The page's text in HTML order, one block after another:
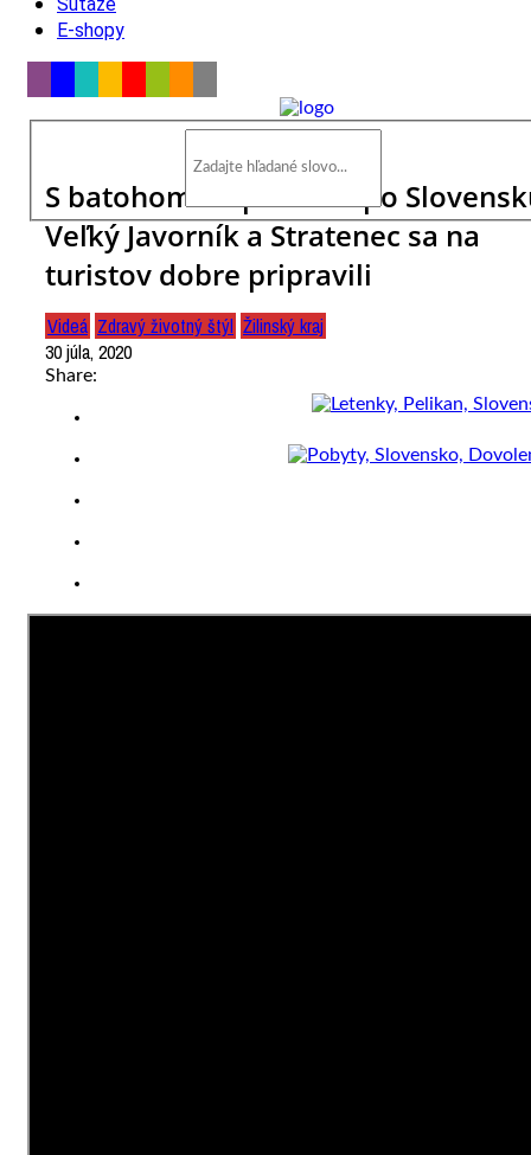
E-shopy
S batohom na pleciach po
Veľký Javorník a Stratenec sa na
turistov dobre pripravili
Videá Zdravý životný štýl Žilinský kraj
30 júla, 2020
Share: